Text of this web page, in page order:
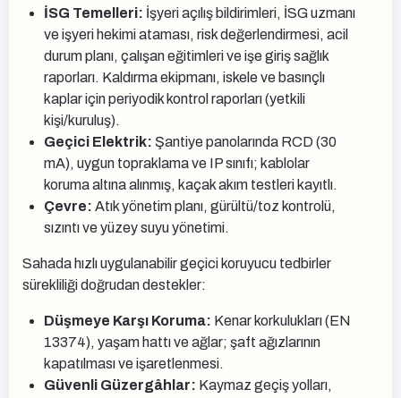
İSG Temelleri: İşyeri açılış bildirimleri, İSG uzmanı
ve işyeri hekimi ataması, risk değerlendirmesi, acil
durum planı, çalışan eğitimleri ve işe giriş sağlık
raporları. Kaldırma ekipmanı, iskele ve basınçlı
kaplar için periyodik kontrol raporları (yetkili
kişi/kuruluş).
Geçici Elektrik: Şantiye panolarında RCD (30
mA), uygun topraklama ve IP sınıfı; kablolar
koruma altına alınmış, kaçak akım testleri kayıtlı.
Çevre: Atık yönetim planı, gürültü/toz kontrolü,
sızıntı ve yüzey suyu yönetimi.
Sahada hızlı uygulanabilir geçici koruyucu tedbirler
sürekliliği doğrudan destekler:
Düşmeye Karşı Koruma: Kenar korkulukları (EN
13374), yaşam hattı ve ağlar; şaft ağızlarının
kapatılması ve işaretlenmesi.
Güvenli Güzergâhlar: Kaymaz geçiş yolları,